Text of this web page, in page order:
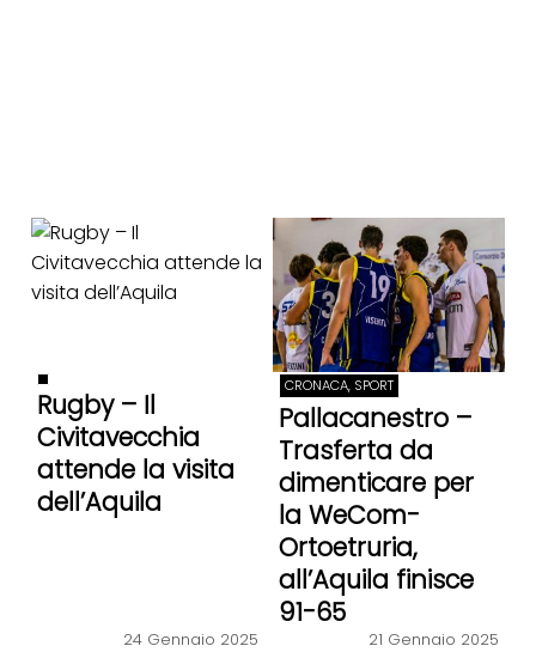
Rugby – Il
Civitavecchia
attende la visita
dell’Aquila
24 Gennaio 2025
CRONACA, SPORT
Pallacanestro –
Trasferta da
dimenticare per
la WeCom-
Ortoetruria,
all’Aquila finisce
91-65
21 Gennaio 2025